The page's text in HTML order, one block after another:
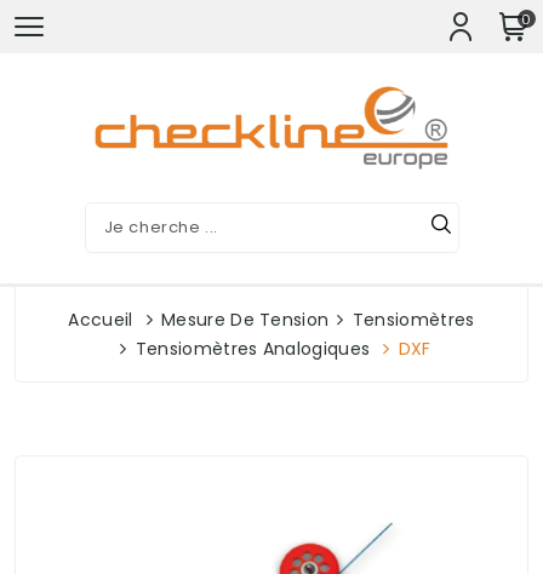
0
Accueil Mesure De Tension
Tensiomètres
Tensiomètres Analogiques
DXF